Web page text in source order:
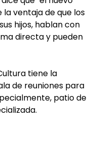
ventaja de que los
hijos, hablan con
directa y pueden
tiene la
de reuniones para
patio de